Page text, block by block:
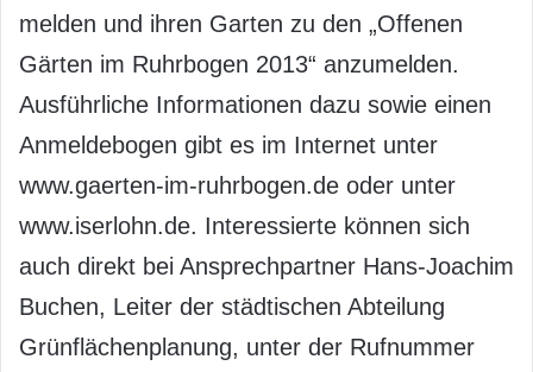
melden und ihren Garten zu den „Offenen
Gärten im Ruhrbogen 2013“ anzumelden.
Ausführliche Informationen dazu sowie einen
Anmeldebogen gibt es im Internet unter
www.gaerten-im-ruhrbogen.de oder unter
www.iserlohn.de. Interessierte können sich
auch direkt bei Ansprechpartner Hans-Joachim
Buchen, Leiter der städtischen Abteilung
Grünflächenplanung, unter der Rufnummer